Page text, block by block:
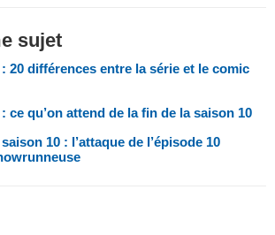
sujet
20 différences entre la série et le comic
ce qu’on attend de la fin de la saison 10
10 : l’attaque de l’épisode 10